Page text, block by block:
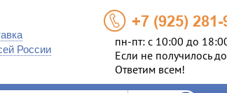
России
+7 (925) 281-
пн-пт: с 10:00 до
Если не получилось
Ответим всем!